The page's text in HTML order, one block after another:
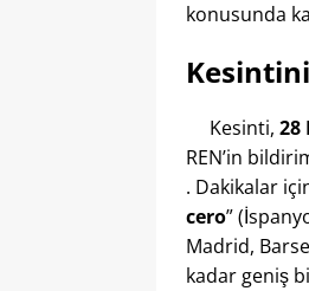
konusunda
Kesinti, 28
REN’in
. Dakikalar
cero”
Madrid,
kadar geniş